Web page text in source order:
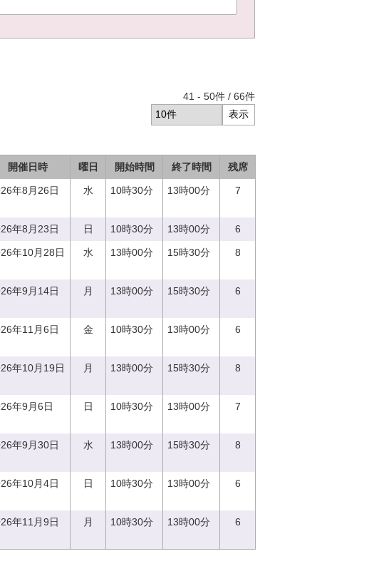
41 - 50件 / 66件
開催日時 曜日 開始時間 終了時間 残席
年8月26日 水 10時30分 13時00分 7
年8月23日 日 10時30分 13時00分 6
年10月28日 水 13時00分 15時30分 8
年9月14日 月 13時00分 15時30分 6
年11月6日 金 10時30分 13時00分 6
年10月19日 月 13時00分 15時30分 8
年9月6日 日 10時30分 13時00分 7
年9月30日 水 13時00分 15時30分 8
年10月4日 日 10時30分 13時00分 6
年11月9日 月 10時30分 13時00分 6